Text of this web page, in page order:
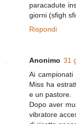
paracadute
giorni (sfigh
Rispondi
Anonimo 31
Ai
Miss ha
e un pastore.
Dopo aver
vibratore